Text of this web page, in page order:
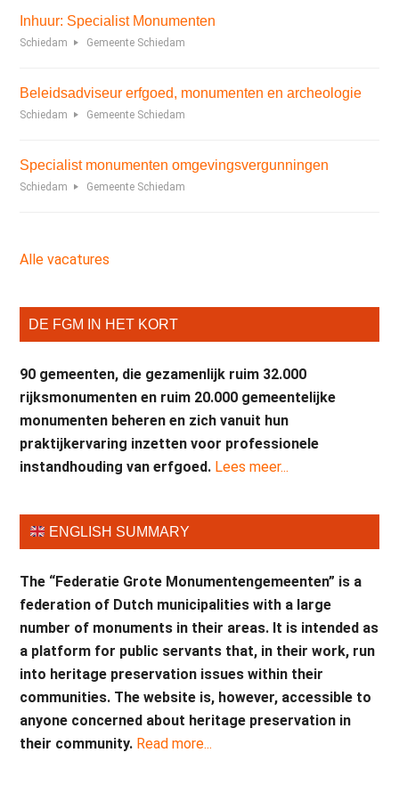
Inhuur: Specialist Monumenten
Schiedam Gemeente Schiedam
Beleidsadviseur erfgoed, monumenten en archeologie
Schiedam Gemeente Schiedam
Specialist monumenten omgevingsvergunningen
Schiedam Gemeente Schiedam
Alle vacatures
DE FGM IN HET KORT
90 gemeenten, die gezamenlijk ruim 32.000
rijksmonumenten en ruim 20.000 gemeentelijke
monumenten beheren en zich vanuit hun
praktijkervaring inzetten voor professionele
instandhouding van erfgoed. Lees meer...
ENGLISH SUMMARY
The “Federatie Grote Monumentengemeenten” is a
federation of Dutch municipalities with a large
number of monuments in their areas. It is intended as
a platform for public servants that, in their work, run
into heritage preservation issues within their
communities. The website is, however, accessible to
anyone concerned about heritage preservation in
their community. Read more...